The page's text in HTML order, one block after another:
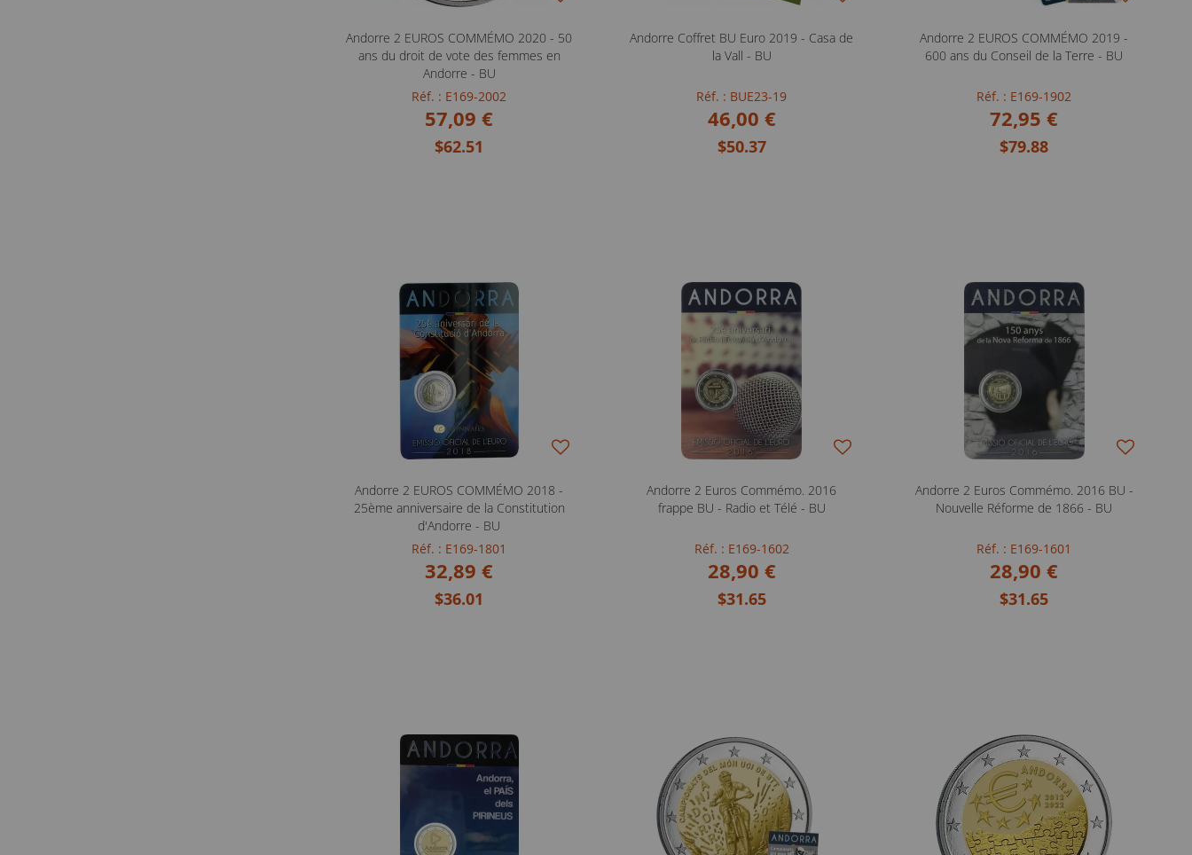
Andorre 2 EUROS COMMÉMO 2020 - 50
ans du droit de vote des femmes en
Andorre - BU
Réf. : E169-2002
57,09 €
$62.51
Andorre Coffret BU Euro 2019 - Casa de
la Vall - BU
Réf. : BUE23-19
46,00 €
$50.37
Andorre 2 EUROS COMMÉMO 2019 -
600 ans du Conseil de la Terre - BU
Réf. : E169-1902
72,95 €
$79.88
Andorre 2 EUROS COMMÉMO 2018 -
25ème anniversaire de la Constitution
d'Andorre - BU
Réf. : E169-1801
32,89 €
$36.01
Andorre 2 Euros Commémo. 2016
frappe BU - Radio et Télé - BU
Réf. : E169-1602
28,90 €
$31.65
Andorre 2 Euros Commémo. 2016 BU -
Nouvelle Réforme de 1866 - BU
Réf. : E169-1601
28,90 €
$31.65